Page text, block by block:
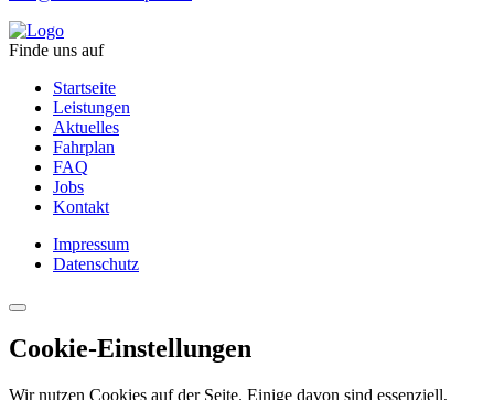
Finde uns auf
Startseite
Leistungen
Aktuelles
Fahrplan
FAQ
Jobs
Kontakt
Impressum
Datenschutz
Cookie-Einstellungen
Wir nutzen Cookies auf der Seite. Einige davon sind essenziell,